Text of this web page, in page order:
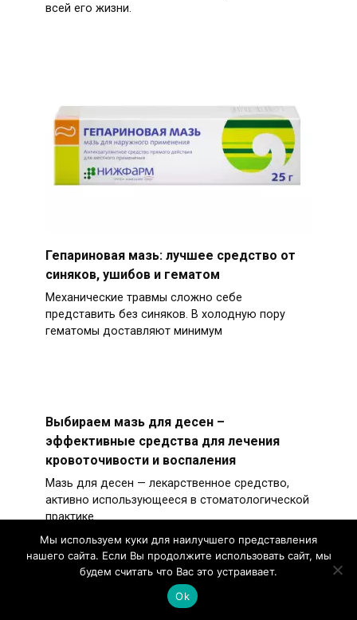
всей его жизни.
Гепариновая мазь: лучшее средство от
синяков, ушибов и гематом
Механические травмы сложно себе
представить без синяков. В холодную пору
гематомы доставляют минимум
Выбираем мазь для десен –
эффективные средства для лечения
кровоточивости и воспаления
Мазь для десен — лекарственное средство,
активно использующееся в стоматологической
практике.
Серная мазь от лишая: эффективность
Мы используем куки для наилучшего представления
нашего сайта. Если Вы продолжите использовать сайт, мы
будем считать что Вас это устраивает.
Ok